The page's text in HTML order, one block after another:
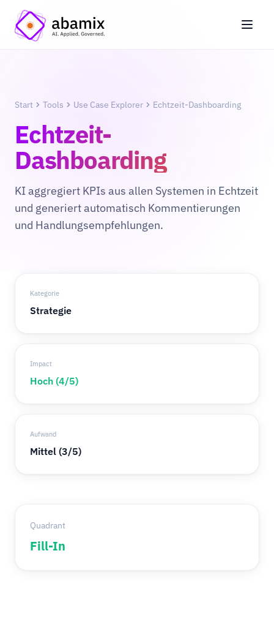
Start Tools Use Case Explorer Echtzeit-Dashboarding
Echtzeit-
Dashboarding
KI aggregiert KPIs aus allen Systemen in Echtzeit
und generiert automatisch Kommentierungen
und Handlungsempfehlungen.
Kategorie
Strategie
Impact
Hoch (4/5)
Aufwand
Mittel (3/5)
Quadrant
Fill-In